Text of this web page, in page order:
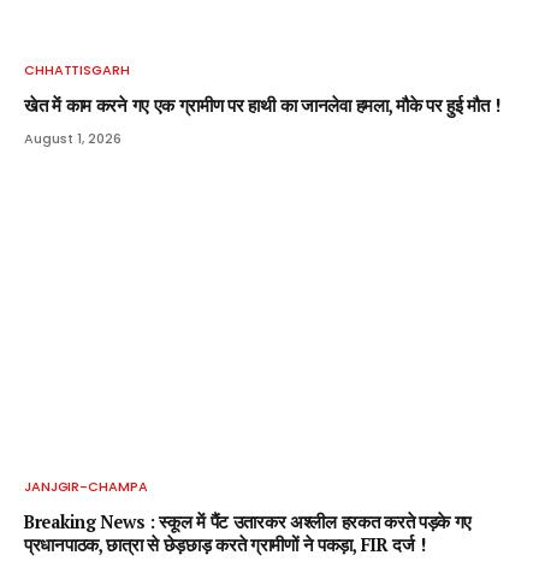
CHHATTISGARH
खेत में काम करने गए एक ग्रामीण पर हाथी का जानलेवा हमला, मौके पर हुई मौत !
August 1, 2026
JANJGIR-CHAMPA
Breaking News : स्कूल में पैंट उतारकर अश्लील हरकत करते पड़के गए
प्रधानपाठक, छात्रा से छेड़छाड़ करते ग्रामीणों ने पकड़ा, FIR दर्ज !